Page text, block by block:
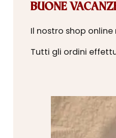
BUONE
Il nostro shop online
Tutti gli ordini